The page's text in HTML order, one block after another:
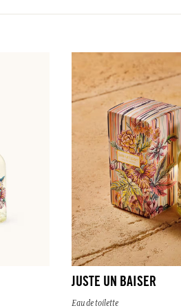
JUSTE UN BAISER
Eau de toilette